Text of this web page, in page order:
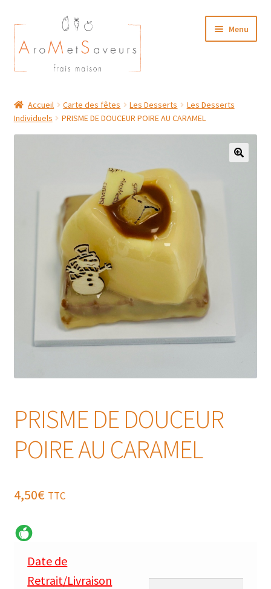
Aller
à
la
navigation
Aller
au
contenu
Menu
Plat du Jour/ Menu Week end
Accueil Carte des fêtes Les Desserts
Les Desserts
Individuels
PRISME DE DOUCEUR POIRE AU CARAMEL
PRISME DE DOUCEUR
POIRE AU CARAMEL
4,50€ TTC
Date de
Retrait/Livraison